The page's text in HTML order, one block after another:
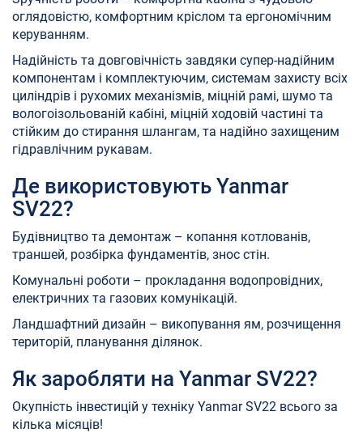
оглядовістю, комфортним кріслом та ергономічним
керуванням.
Надійність та довговічність завдяки супер-надійним
компонентам і комплектуючим, системам захисту всіх
циліндрів і рухомих механізмів, міцній рамі, шумо та
вологоізольованій кабіні, міцній ходовій частині та
стійким до стирання шлангам, та надійно захищеним
гідравлічним рукавам.
Де використовують Yanmar
SV22?
Будівництво та демонтаж – копання котлованів,
траншей, розбірка фундаментів, знос стін.
Комунальні роботи – прокладання водопровідних,
електричних та газових комунікацій.
Ландшафтний дизайн – викопування ям, розчищення
територій, планування ділянок.
Як заробляти на Yanmar SV22?
Окупність інвестицій у техніку Yanmar SV22 всього за
кілька місяців!